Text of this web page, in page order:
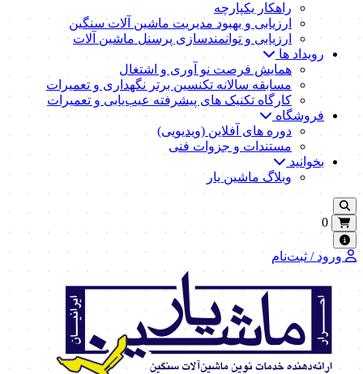
راهکار یکپارچه
ارزیابی و بهبود مدیریت ماشین آلات سنگین
ارزیابی و توانمندسازی پرسنل ماشین آلات
رویداد ها
همایش فرصت نو آوری و اشتغال
مسابقه سالانه تکنسین برتر نگهداری و تعمیرات
کارگاه تکنیک‌ های پیشرفته عیب‌یابی و تعمیرات
فروشگاه
دوره های آفلاین (ویدیویی)
مستندات و جزوات فنی
بخوانید
وبلاگ ماشین یار
0
ورود / ثبت‌نام